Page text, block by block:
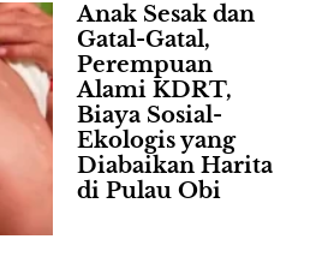
Anak Sesak dan
Gatal-Gatal,
Perempuan
Alami KDRT,
Biaya Sosial-
Ekologis yang
Diabaikan Harita
di Pulau Obi